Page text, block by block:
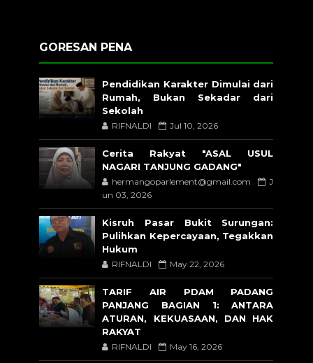
GORESAN PENA
Pendidikan Karakter Dimulai dari
Rumah, Bukan Sekadar dari
Sekolah
RIFNALDI Jul 10, 2026
Cerita Rakyat "ASAL USUL
NAGARI TANJUNG GADANG"
hermangoparlement@gmail.com
J
un 03, 2026
Kisruh Pasar Bukit Surungan:
Pulihkan Kepercayaan, Tegakkan
Hukum
RIFNALDI May 22, 2026
TARIF AIR PDAM PADANG
PANJANG BAGIAN 1: ANTARA
ATURAN, KEKUASAAN, DAN HAK
RAKYAT
RIFNALDI May 16, 2026